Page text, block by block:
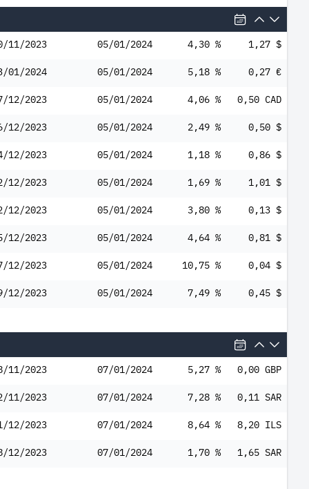
11/2023 05/01/2024 4,30 % 1,27 $
01/2024 05/01/2024 5,18 % 0,27 €
12/2023 05/01/2024 4,06 % 0,50 CAD
12/2023 05/01/2024 2,49 % 0,50 $
12/2023 05/01/2024 1,18 % 0,86 $
12/2023 05/01/2024 1,69 % 1,01 $
12/2023 05/01/2024 3,80 % 0,13 $
12/2023 05/01/2024 4,64 % 0,81 $
12/2023 05/01/2024 10,75 % 0,04 $
12/2023 05/01/2024 7,49 % 0,45 $
11/2023 07/01/2024 5,27 % 0,00 GBP
11/2023 07/01/2024 7,28 % 0,11 SAR
12/2023 07/01/2024 8,64 % 8,20 ILS
12/2023 07/01/2024 1,70 % 1,65 SAR